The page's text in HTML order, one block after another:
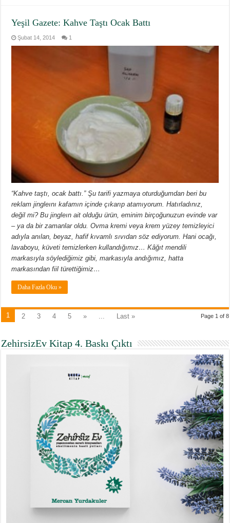
Yeşil Gazete: Kahve Taştı Ocak Battı
Şubat 14, 2014 1
“Kahve taştı, ocak battı.” Şu tarifi yazmaya oturduğumdan beri bu
reklam jingleını kafamın içinde çıkarıp atamıyorum. Hatırladınız,
değil mi? Bu jingleın ait olduğu ürün, eminim birçoğunuzun evinde var
– ya da bir zamanlar oldu. Ovma kremi veya krem yüzey temizleyici
adıyla anılan, beyaz, hafif kıvamlı sıvıdan söz ediyorum. Hani ocağı,
lavaboyu, küveti temizlerken kullandığımız… Kâğıt mendili
markasıyla söylediğimiz gibi, markasıyla andığımız, hatta
markasından fiil türettiğimiz…
Daha Fazla Oku »
Page 1 of 8
1 2 3 4 5 » Last »
ZehirsizEv Kitap 4. Baskı Çıktı